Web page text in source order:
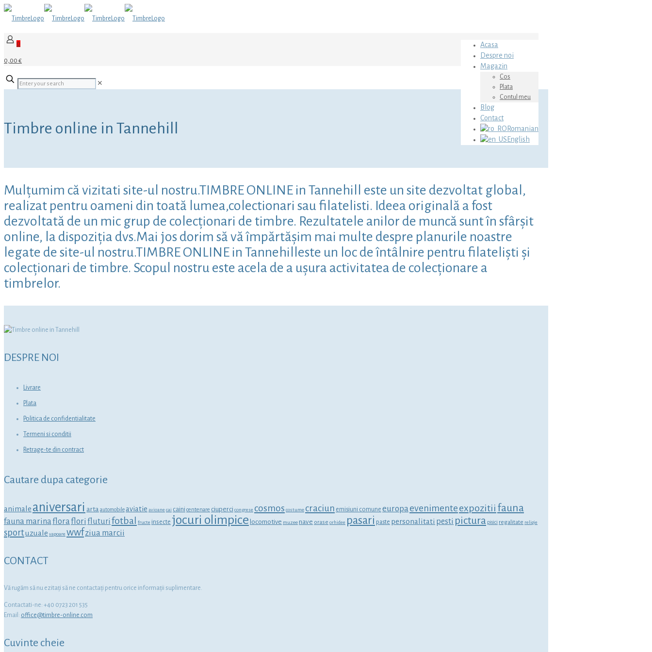
Acasa
Despre noi
Magazin
Cos
Plata
Contul meu
Blog
Contact
Romanian
English
0
0,00 €
✕
Timbre online in Tannehill
Mulțumim că vizitati site-ul nostru.TIMBRE ONLINE in Tannehill este un site dezvoltat global,
realizat pentru oameni din toată lumea,colectionari sau filatelisti. Ideea originală a fost
dezvoltată de un mic grup de colecționari de timbre. Rezultatele anilor de muncă sunt în sfârșit
online, la dispoziția dvs.Mai jos dorim să vă împărtășim mai multe despre planurile noastre
legate de site-ul nostru.TIMBRE ONLINE in Tannehilleste un loc de întâlnire pentru filateliști și
colecționari de timbre. Scopul nostru este acela de a ușura activitatea de colecționare a
timbrelor.
DESPRE NOI
Livrare
Plata
Politica de confidentialitate
Termeni si conditii
Retrage-te din contract
Cautare dupa categorie
animale aniversari arta automobile aviatie avioane cai caini centenare ciuperci congrese cosmos costume craciun emisiuni comune europa evenimenteexpozitii fauna
fauna marinafloraflori fluturi fotbal fructe insecte jocuri olimpice locomotive muzeenave orase orhidee pasari paste personalitati pesti pictura pisici regalitate religie
sportuzuale vapoare wwfziua marcii
CONTACT
Vă rugăm să nu ezitaţi să ne contactaţi pentru orice informaţii suplimentare.
Contactati-ne: +40 0723 201 535
Email: office@timbre-online.com
Cuvinte cheie